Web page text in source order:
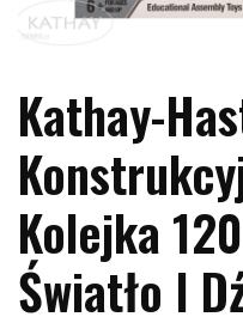
Kathay-
Kolejka
Światło I